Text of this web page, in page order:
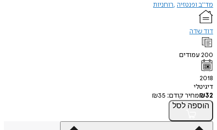
מד"ב ופנטזיה רוחניות
דוד שדה
200עמודים
2018
דיגיטלי
₪32 מחיר קודם: ₪35
הוספה לסל